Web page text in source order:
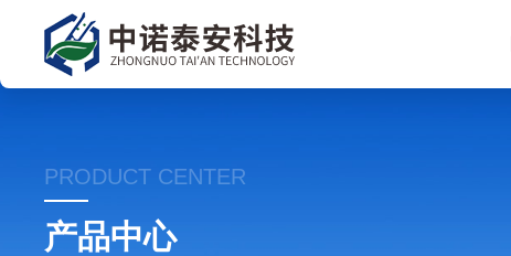
PRODUCT CENTER
产品中心